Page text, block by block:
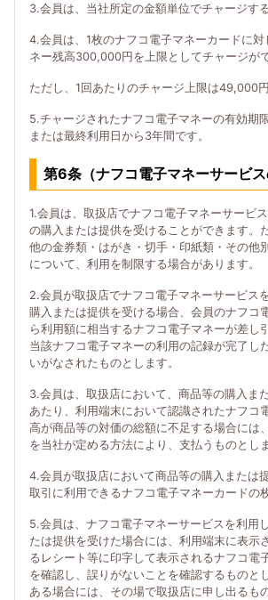
3.会員は、当社所定の金額単位でチャージす
4.会員は、1枚のナフコ電子マネーカードに
ネー残高300,000円を上限としてチャージが
ただし、1回あたりのチャージ上限は49,000円
5.チャージされたナフコ電子マネーの有効期
または最終利用日から3年間です。
第6条（ナフコ電子マネーサービス
1.会員は、取扱店でナフコ電子マネーサービ
の購入または提供を受けることができます。
他の金券類・はがき・切手・印紙類・その他
について、利用を制限する場合があります。
2.会員が取扱店でナフコ電子マネーサービス
購入または提供を受ける場合、会員のナフコ
ら利用額に相当するナフコ電子マネーが差し
当該ナフコ電子マネーの利用の記録が完了し
いがなされたものとします。
3.会員は、取扱店において、商品等の購入ま
あたり、利用端末において認識されたナフコ
高が商品等の対価の総額に不足する場合には
を当社が定める方法により、支払うものとしま
4.会員が取扱店において商品等の購入または
取引に利用できるナフコ電子マネーカードの
5.会員は、ナフコ電子マネーサービスを利用
たは提供を受けた場合には、利用端末に表示
るレシート等に印字して表示されるナフコ電
を確認し、誤りがないことを確認するものと
ある場合には、その場で取扱店に申し出るも